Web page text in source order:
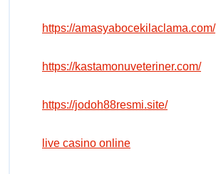
https://amasyabocekilaclama.com/
https://kastamonuveteriner.com/
https://jodoh88resmi.site/
live casino online